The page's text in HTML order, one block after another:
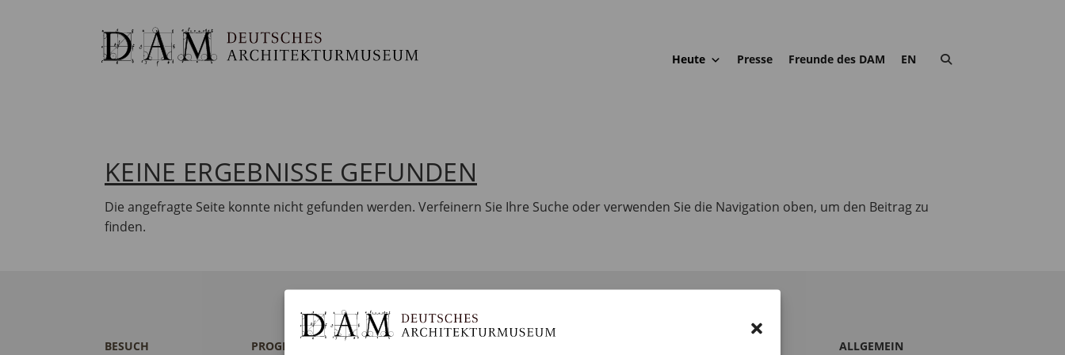
Heute Presse Freunde des DAM EN
KEINE ERGEBNISSE GEFUNDEN
Die angefragte Seite konnte nicht gefunden werden. Verfeinern Sie Ihre Suche oder verwenden Sie die Navigation oben, um den Beitrag zu
finden.
BESUCH
PROGRAMM
ALLGEMEIN